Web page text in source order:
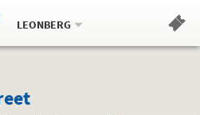
Standort:
LEONBERG.